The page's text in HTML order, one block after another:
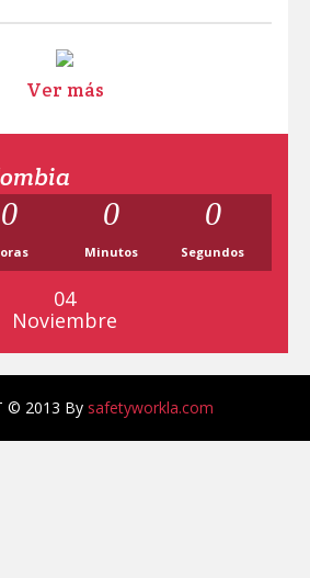
Ver más
0 0
Minutos
0
Segundos
04
Noviembre
© 2013 By safetyworkla.com